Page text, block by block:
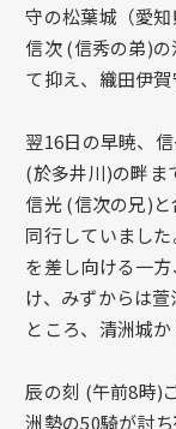
守の松葉城（愛
信次 (信秀の弟)
て抑え、織田伊
翌16日の早暁、
(於多井川)の畔ま
信光 (信次の兄)
同行していまし
を差し向ける一
け、みずからは
ところ、清洲城
辰の刻 (午前8時)
洲勢の50騎が討